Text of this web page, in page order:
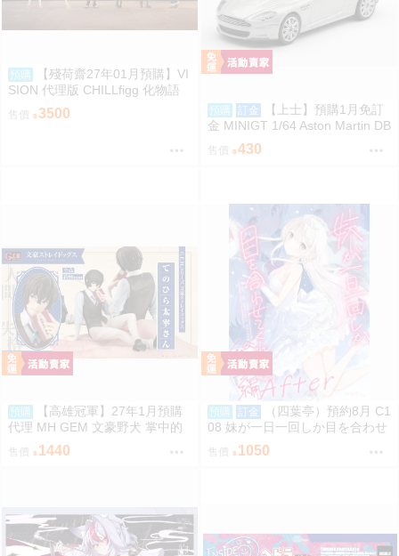
預購
【殘荷齋27年01月預購】VI
SION 代理版 CHILLfigg 化物語
盒玩 中盒6入 0923
售價 3500 預購 訂金
【上士】預購1月免訂
金 MINIGT 1/64 Aston Martin DB
S 2008 銀2008 左駕 39671 080
售價 430
預購
【高雄冠軍】27年1月預購
代理 MH GEM 文豪野犬 掌中的
太宰 太宰治 免訂金0813
售價 1440
預購 訂金
（四葉亭）預約8月 C1
08 妹が一日一回しか目を合わせ
てくれない。After総集編 はまけ
ん。
售價 1050